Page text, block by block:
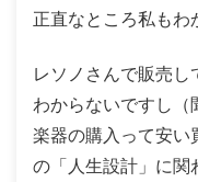
正直なところ私もわ
レソノさんで販売し
わからないですし（
楽器の購入って安い
の「人生設計」に関